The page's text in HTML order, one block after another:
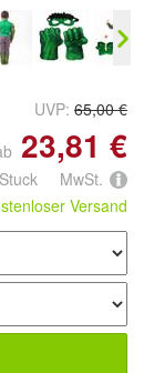
UVP: 65,00 €
23,81 €
MwSt.
Versand